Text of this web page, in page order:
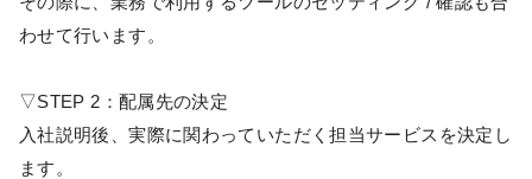
わせて行います。
▽STEP 2：配属先の決定
入社説明後、実際に関わっていただく担当サービスを決定し
ます。